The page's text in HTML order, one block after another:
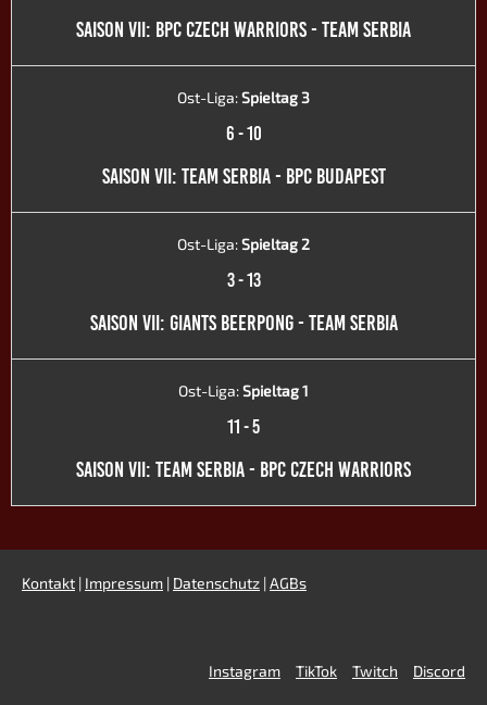
SAISON VII: BPC CZECH WARRIORS - TEAM SERBIA
Ost-Liga:Spieltag 3
6-10
SAISON VII: TEAM SERBIA - BPC BUDAPEST
Ost-Liga:Spieltag 2
3-13
SAISON VII: GIANTS BEERPONG - TEAM SERBIA
Ost-Liga:Spieltag 1
11-5
SAISON VII: TEAM SERBIA - BPC CZECH WARRIORS
Kontakt | Impressum | Datenschutz |AGBs
Instagram TikTok Twitch Discord